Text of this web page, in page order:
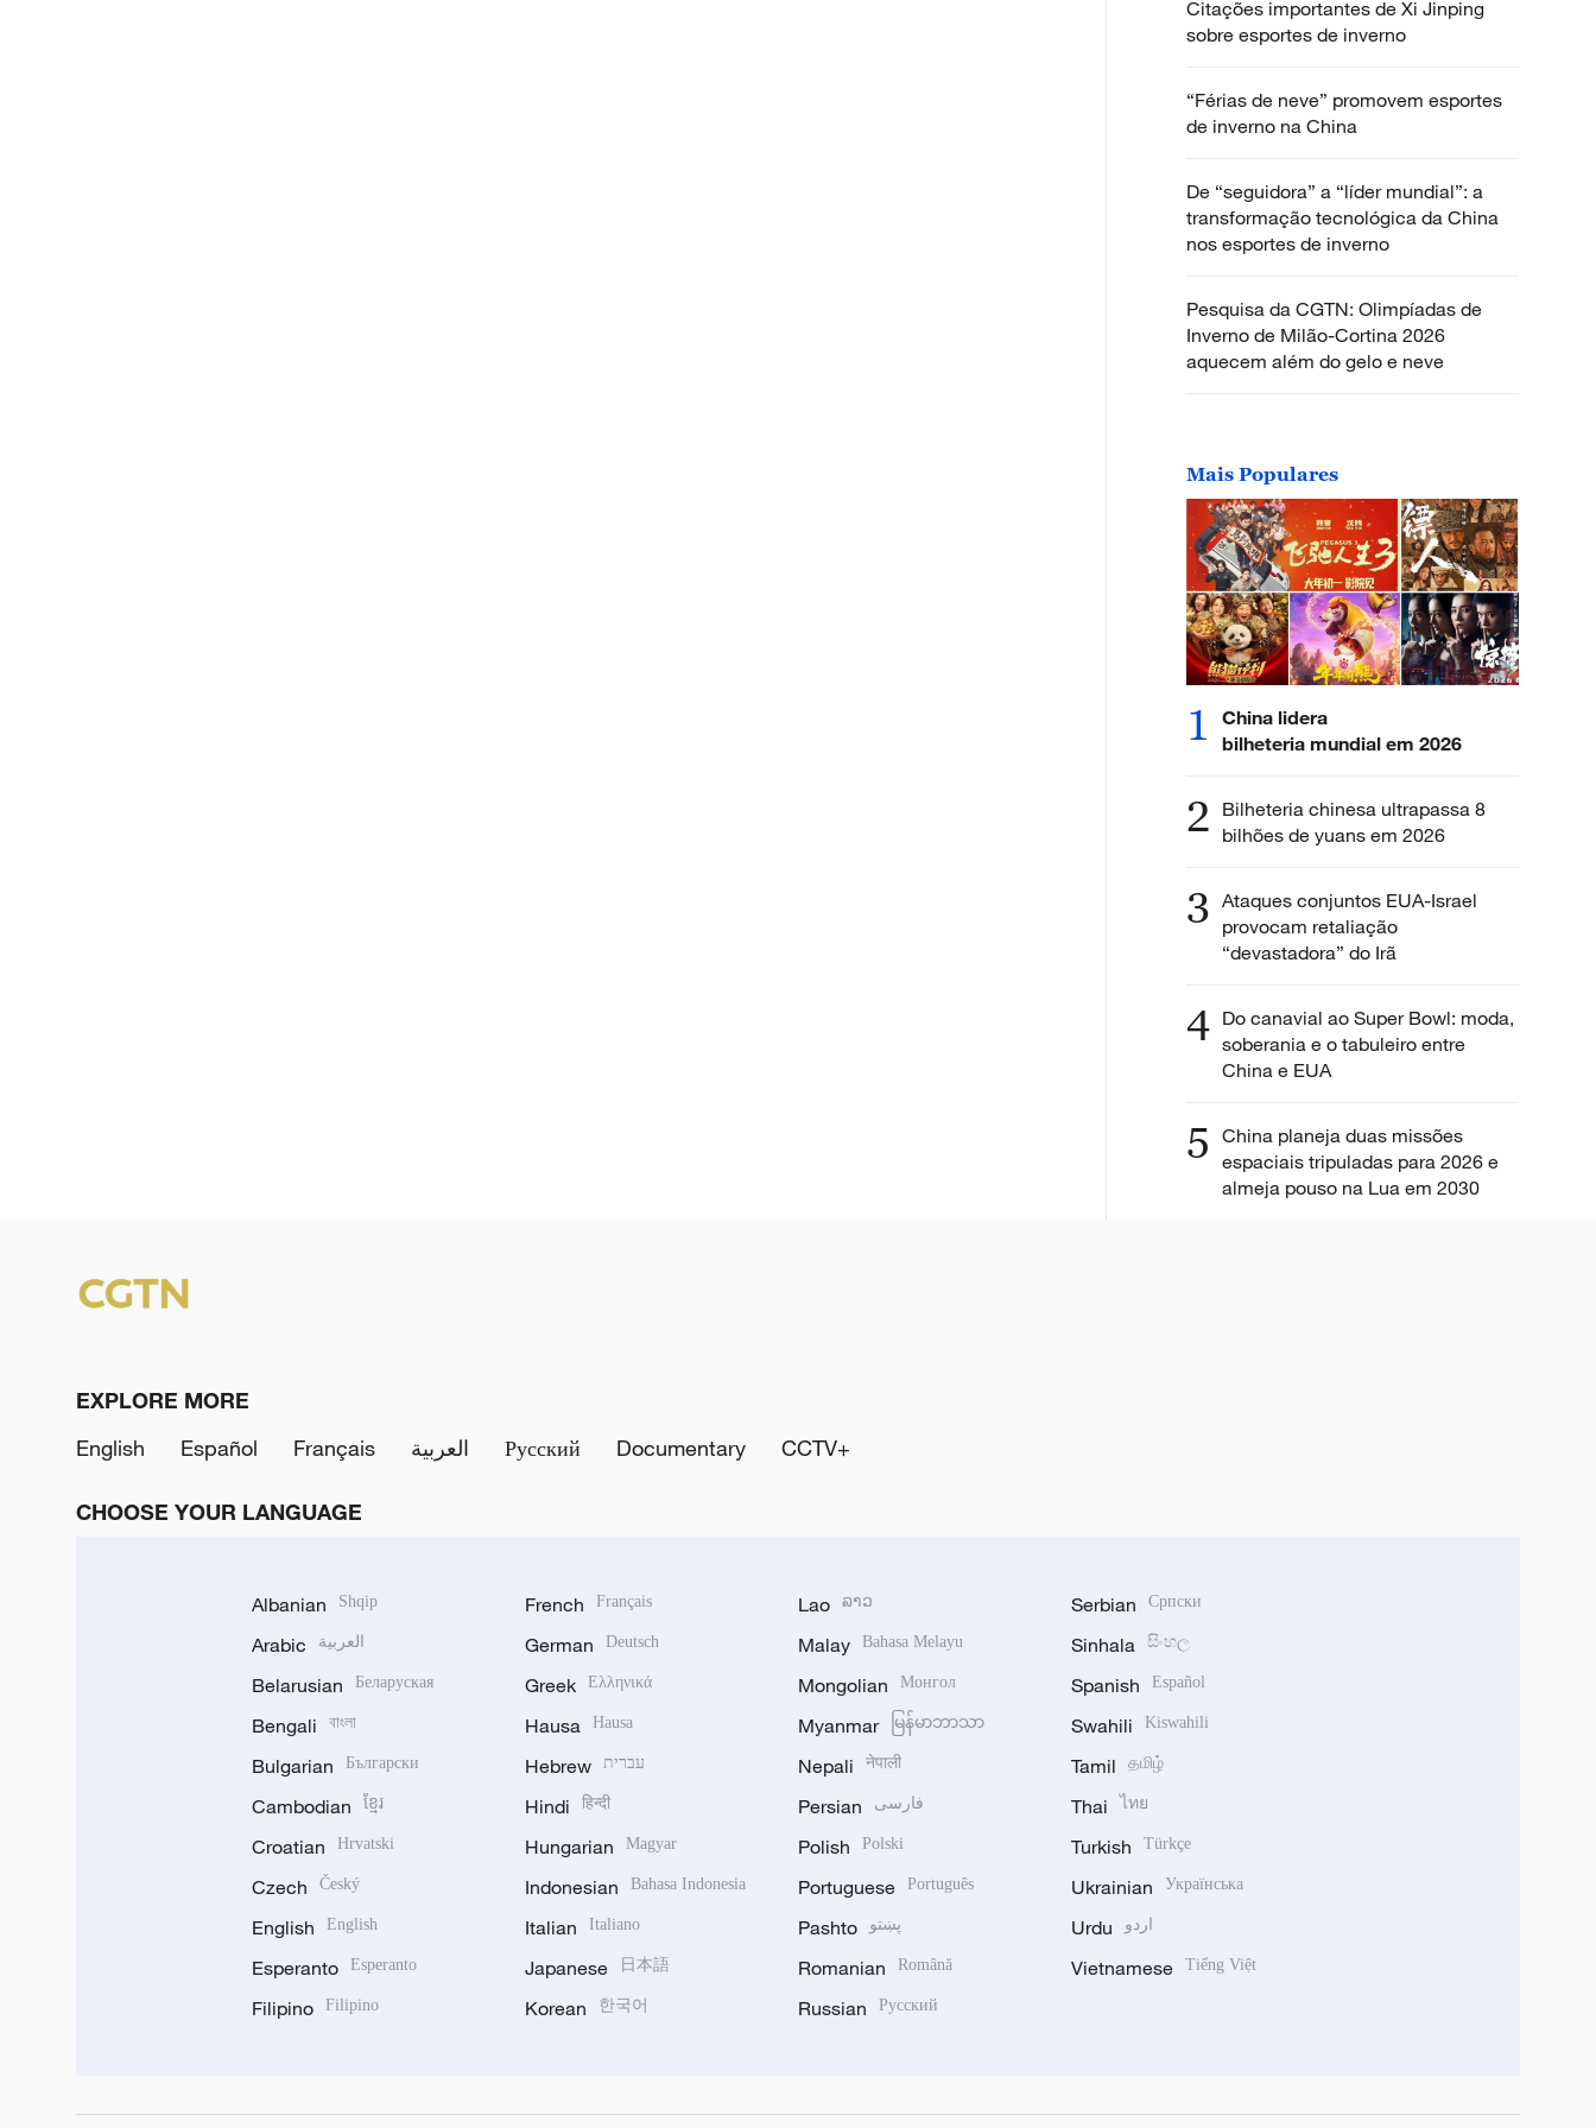
Citações importantes de Xi Jinping
sobre esportes de inverno
“Férias de neve” promovem esportes
de inverno na China
De “seguidora” a “líder mundial”: a
transformação tecnológica da China
nos esportes de inverno
Pesquisa da CGTN: Olimpíadas de
Inverno de Milão-Cortina 2026
aquecem além do gelo e neve
Mais Populares
1
China lidera
bilheteria mundial em 2026
2 Bilheteria chinesa ultrapassa 8
bilhões de yuans em 2026
3 Ataques conjuntos EUA-Israel
provocam retaliação
“devastadora” do Irã
4 Do canavial ao Super Bowl: moda,
soberania e o tabuleiro entre
China e EUA
5 China planeja duas missões
espaciais tripuladas para 2026 e
almeja pouso na Lua em 2030
EXPLORE MORE
English
Español Français العربية Русский Documentary CCTV+
CHOOSE YOUR LANGUAGE
Albanian Shqip
Arabic العربية
Belarusian Беларуская
Bengali বাংলা
Bulgarian Български
Cambodian ខ្មែរ
Croatian Hrvatski
Czech Český
English English
Esperanto Esperanto
Filipino Filipino
French Français
German Deutsch
Greek Ελληνικά
Hausa Hausa
Hebrew עברית
Hindi हिन्दी
Hungarian Magyar
Indonesian Bahasa Indonesia
Italian Italiano
Japanese 日本語
Korean 한국어
Lao ລາວ
Malay Bahasa Melayu
Mongolian Монгол
Myanmar မြန်မာဘာသာ
Nepali नेपाली
Persian فارسی
Polish Polski
Portuguese Português
Pashto پښتو
Romanian Română
Russian Русский
Serbian Српски
Sinhala සිංහල
Spanish Español
Swahili Kiswahili
Tamil தமிழ்
Thai ไทย
Turkish Türkçe
Ukrainian Українська
Urdu اردو
Vietnamese Tiếng Việt